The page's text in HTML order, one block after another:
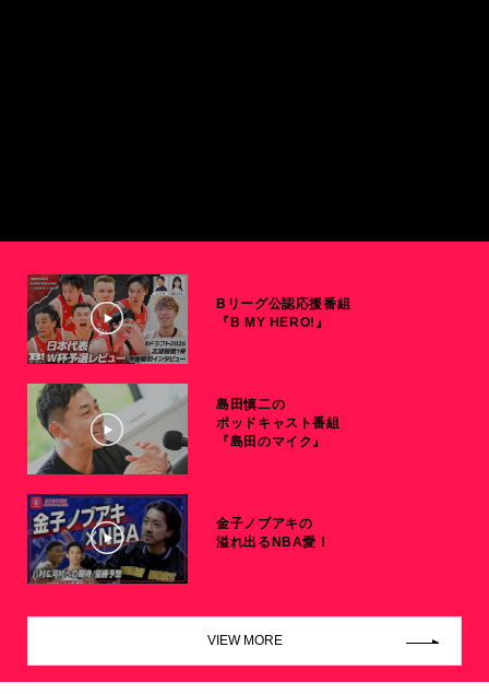
Bリーグ公認応援番組
『B MY HERO!』
島田慎二の
ポッドキャスト番組
『島田のマイク』
金子ノブアキの
溢れ出るNBA愛！
VIEW MORE